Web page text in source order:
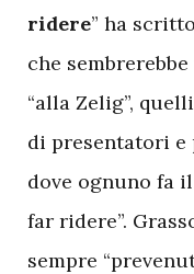
ridere” ha
che
“alla Zelig”,
di presentatori e
dove ognuno fa
far ridere”.
sempre